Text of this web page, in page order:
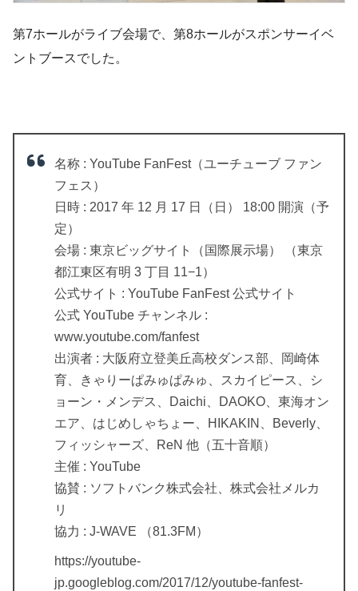
第7ホールがライブ会場で、第8ホールがスポンサーイベ
ントブースでした。
名称 : YouTube FanFest（ユーチューブ ファン
フェス）
日時 : 2017 年 12 月 17 日（日） 18:00 開演（予
定）
会場 : 東京ビッグサイト（国際展示場） （東京
都江東区有明 3 丁目 11−1）
公式サイト : YouTube FanFest 公式サイト
公式 YouTube チャンネル :
www.youtube.com/fanfest
出演者 : 大阪府立登美丘高校ダンス部、岡崎体
育、きゃりーぱみゅぱみゅ、スカイピース、シ
ョーン・メンデス、Daichi、DAOKO、東海オン
エア、はじめしゃちょー、HIKAKIN、Beverly、
フィッシャーズ、ReN 他（五十音順）
主催 : YouTube
協賛 : ソフトバンク株式会社、株式会社メルカ
リ
協力 : J-WAVE （81.3FM）
https://youtube-
jp.googleblog.com/2017/12/youtube-fanfest-